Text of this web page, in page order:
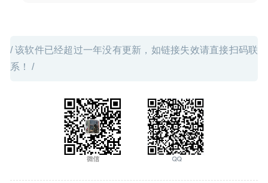
/ 该软件已经超过一年没有更新，如链接失效请直接扫码联
系！ /